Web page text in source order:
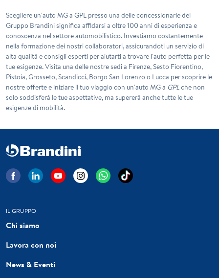
Scegliere un'autoMG a GPL presso una delle concessionarie del
Gruppo Brandini significa affidarsi a oltre 100 anni di esperienza e
conoscenza nel settore automobilistico. Investiamo costantemente
nella formazione dei nostri collaboratori, assicurandoti un servizio di
alta qualità e consigli esperti per aiutarti a trovare l'auto perfetta per le
tue esigenze. Visita una delle nostre sedi a Firenze, Sesto Fiorentino,
Pistoia, Grosseto, Scandicci, Borgo San Lorenzo o Lucca per scoprire le
nostre offerte e iniziare il tuo viaggio con un'auto MG a GPLche non
solo soddisferà le tue aspettative, ma supererà anche tutte le tue
esigenze di mobilità.
IL GRUPPO
Chi siamo
Lavora con noi
News & Eventi